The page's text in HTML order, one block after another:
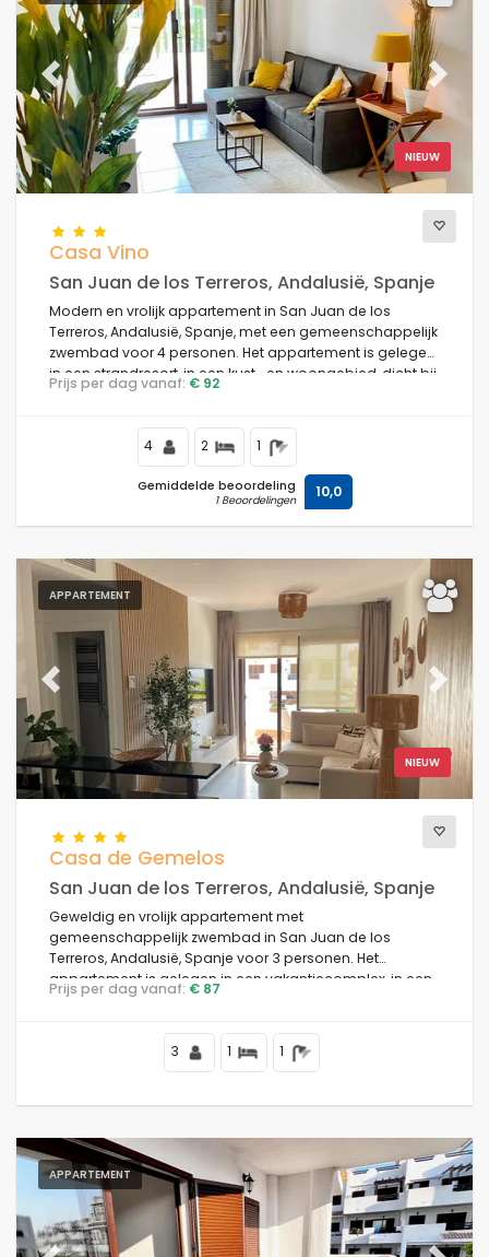
NIEUW
Previous Next
Casa Vino
San Juan de los Terreros, Andalusië, Spanje
Modern en vrolijk appartement in San Juan de los
Terreros, Andalusië, Spanje, met een gemeenschappelijk
zwembad voor 4 personen. Het appartement is gelegen
in een strandresort, in een kust- en woongebied, dicht bij
supermarkten en op 500 m van het strand.
Prijs per dag vanaf: € 92
4 2 1
Gemiddelde beoordeling
1 Beoordelingen 10,0
APPARTEMENT
NIEUW
Previous Next
Casa de Gemelos
San Juan de los Terreros, Andalusië, Spanje
Geweldig en vrolijk appartement met
gemeenschappelijk zwembad in San Juan de los
Terreros, Andalusië, Spanje voor 3 personen. Het
appartement is gelegen in een vakantiecomplex, in een
residentieel en bergachtig strandgebied, dichtbij
en op 500 m van het Playa Nardos strand.
Prijs per dag vanaf: € 87
3 1 1
APPARTEMENT